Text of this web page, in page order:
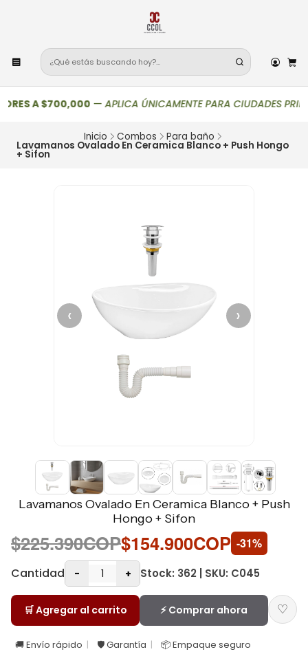
A $700,000— APLICA ÚNICAMENTE PARA CIUDADES
Inicio Combos Para baño
Lavamanos Ovalado En Ceramica Blanco + Push Hongo
+ Sifon
‹ ›
Lavamanos Ovalado En Ceramica Blanco + Push
Hongo + Sifon
$225.390COP$154.900COP -31%
Cantidad
- + Stock: 362 | SKU: C045
🛒 Agregar al carrito ⚡ Comprar ahora ♡
🚚 Envío rápido 🛡️ Garantía 📦 Empaque seguro